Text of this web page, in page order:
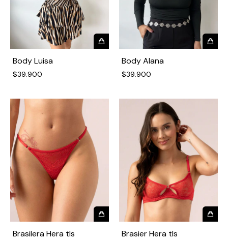
Body Luisa
$39.900
Body Alana
$39.900
Brasilera Hera tls Brasier Hera tls